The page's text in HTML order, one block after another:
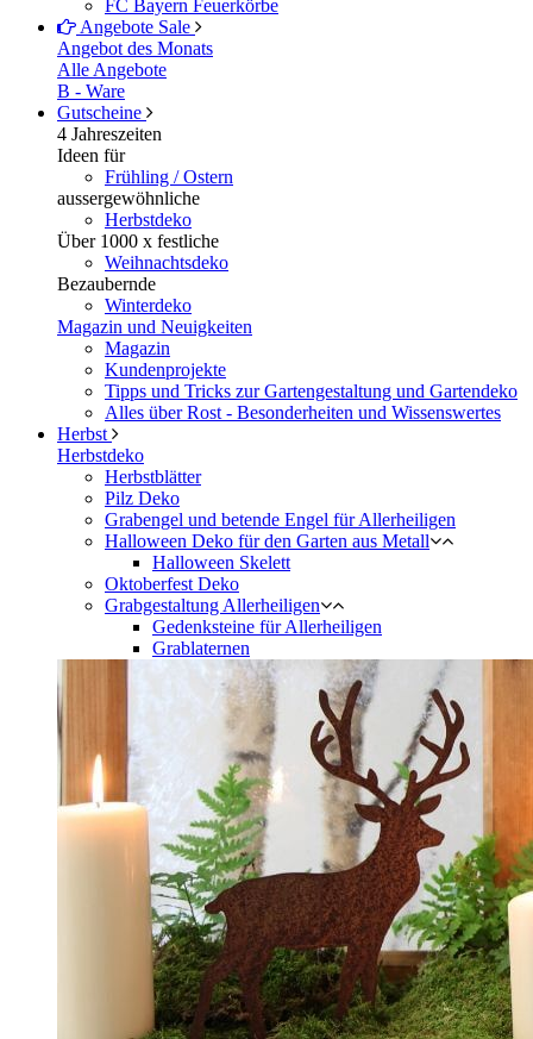
FC Bayern Feuerkörbe
Angebote Sale
Angebot des Monats
Alle Angebote
B - Ware
Gutscheine
4 Jahreszeiten
Ideen für
Frühling / Ostern
aussergewöhnliche
Herbstdeko
Über 1000 x festliche
Weihnachtsdeko
Bezaubernde
Winterdeko
Magazin und Neuigkeiten
Magazin
Kundenprojekte
Tipps und Tricks zur Gartengestaltung und Gartendeko
Alles über Rost - Besonderheiten und Wissenswertes
Herbst
Herbstdeko
Herbstblätter
Pilz Deko
Grabengel und betende Engel für Allerheiligen
Halloween Deko für den Garten aus Metall
Halloween Skelett
Oktoberfest Deko
Grabgestaltung Allerheiligen
Gedenksteine für Allerheiligen
Grablaternen